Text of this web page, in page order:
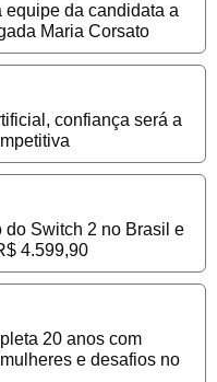
equipe da candidata a
Maria Corsato
confiança será a
do Switch 2 no Brasil e
4.599,90
20 anos com
e desafios no